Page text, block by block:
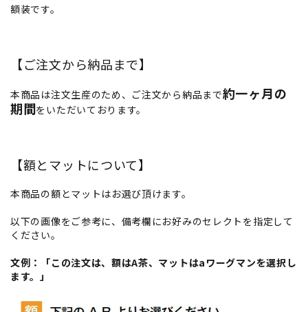
額装です。
【ご注文から納品まで】
本商品は注文生産のため、ご注文から納品まで約一ヶ月の
期間をいただいております。
【額とマットについて】
本商品の額とマットはお選び頂けます。
以下の画像をご参考に、備考欄にお好みのセレクトを指定して
ください。
文例：「この注文は、額はA茶、マットはaワーグマンを選択し
ます。」